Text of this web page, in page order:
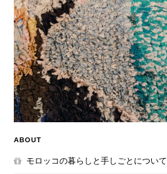
ABOUT
モロッコの暮らしと手しごとについて